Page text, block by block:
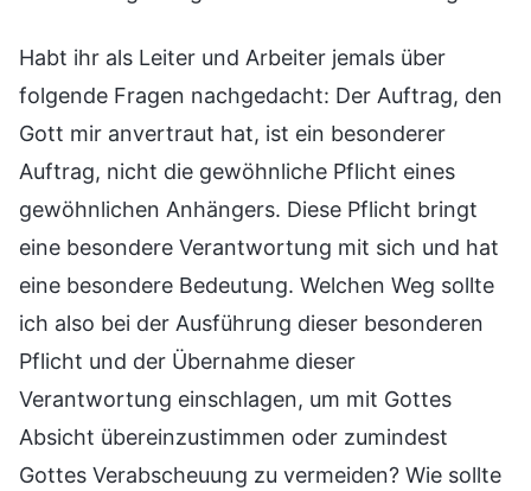
Habt ihr als Leiter und Arbeiter jemals über
folgende Fragen nachgedacht: Der Auftrag, den
Gott mir anvertraut hat, ist ein besonderer
Auftrag, nicht die gewöhnliche Pflicht eines
gewöhnlichen Anhängers. Diese Pflicht bringt
eine besondere Verantwortung mit sich und hat
eine besondere Bedeutung. Welchen Weg sollte
ich also bei der Ausführung dieser besonderen
Pflicht und der Übernahme dieser
Verantwortung einschlagen, um mit Gottes
Absicht übereinzustimmen oder zumindest
Gottes Verabscheuung zu vermeiden? Wie sollte